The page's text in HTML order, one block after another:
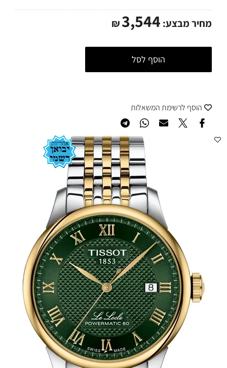
מחיר מבצע: ₪3,544
הוסף לסל
הוסף לרשימת המשאלות